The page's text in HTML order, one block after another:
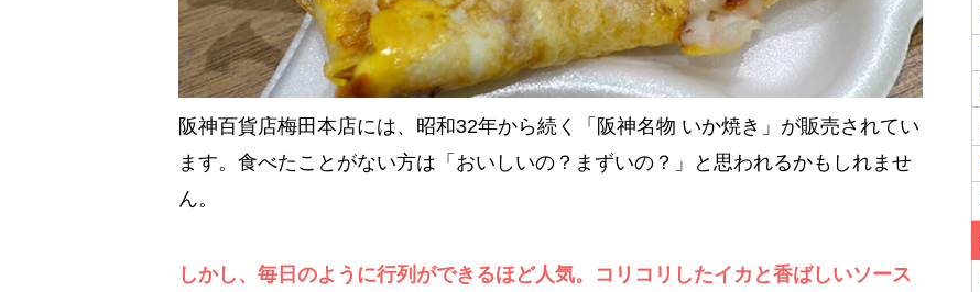
阪神百貨店梅田本店には、昭和32年から続く「阪神名物 いか焼き」が販売されてい
ます。食べたことがない方は「おいしいの？まずいの？」と思われるかもしれませ
ん。
しかし、毎日のように行列ができるほど人気。コリコリしたイカと香ばしいソース